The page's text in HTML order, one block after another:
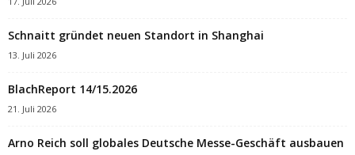
Schnaitt gründet neuen Standort in Shanghai
13. Juli 2026
BlachReport 14/15.2026
21. Juli 2026
Arno Reich soll globales Deutsche Messe-Geschäft ausbauen